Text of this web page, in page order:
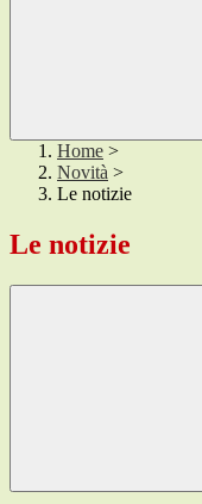
Home >
Novità >
Le notizie
Le notizie